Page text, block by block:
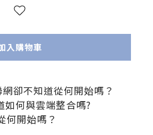
入購物車
卻不知道從何開始嗎？
何與雲端整合嗎?
何開始嗎？